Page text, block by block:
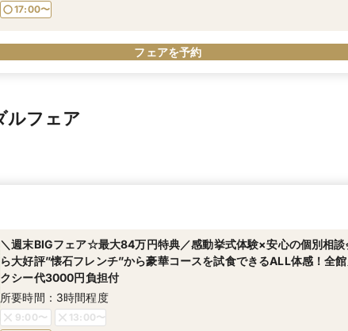
17:00〜
フェアを予約
ルフェア
＼週末BIGフェア☆最大84万円特典／感動挙式体験×安心の個別相談
ら大好評”懐石フレンチ”から豪華コースを試食できるALL体感！全
クシー代3000円負担付
所要時間：3時間程度
9:00〜
13:00〜